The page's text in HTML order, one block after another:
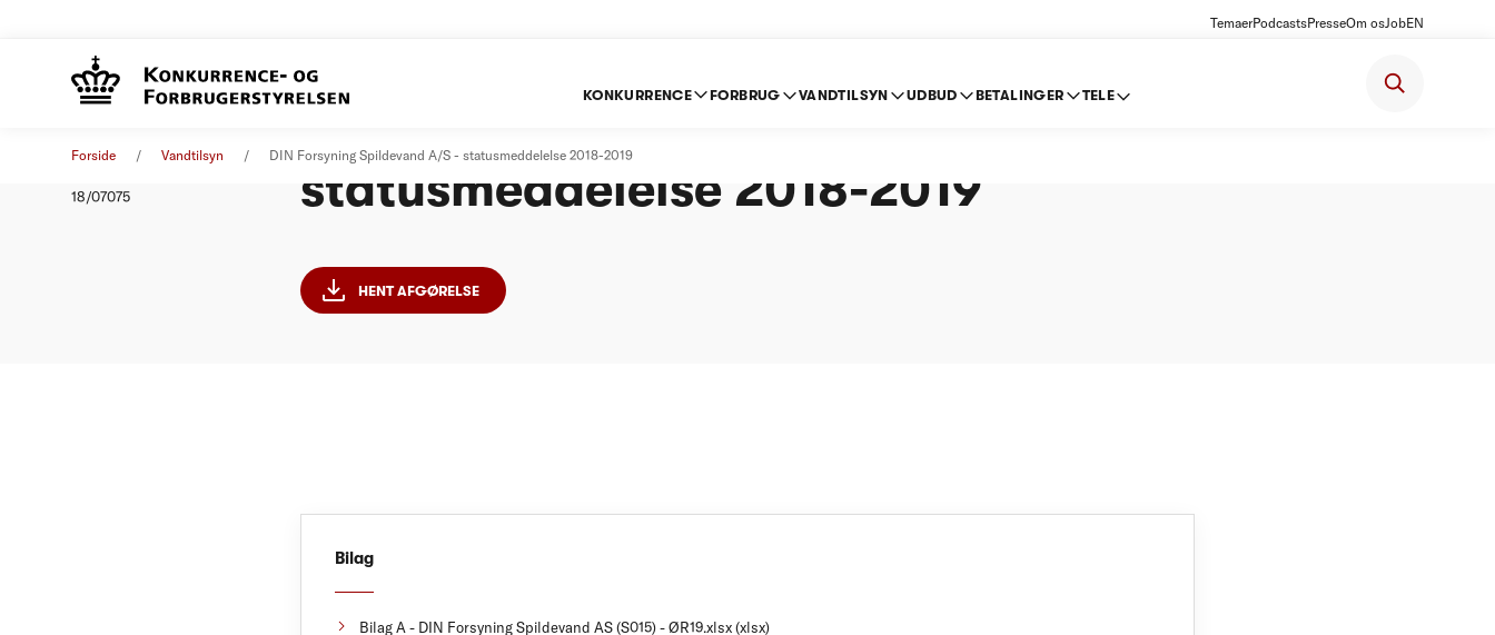
TemaerPodcastsPresseOm osJobEN
KONKURRENCE FORBRUG VANDTILSYN UDBUD BETALINGER TELE
Forside Vandtilsyn DIN Forsyning Spildevand A/S - statusmeddelelse 2018-2019
18/07075
statusmeddelelse 2018-2019
HENT AFGØRELSE
Bilag
Bilag A - DIN Forsyning Spildevand AS (S015) - ØR19.xlsx (xlsx)